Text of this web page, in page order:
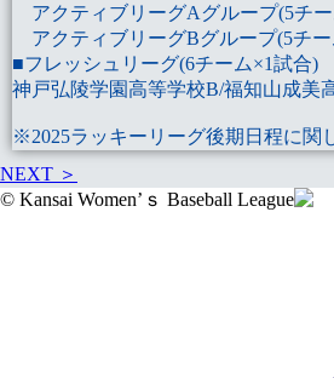
アクティブリーグAグループ(5チ
アクティブリーグBグループ(5チ
■フレッシュリーグ(6チーム×1試合)
神戸弘陵学園高等学校B/福知山成美
※2025ラッキーリーグ後期日程に関
NEXT ＞
© Kansai Women’ｓ Baseball League